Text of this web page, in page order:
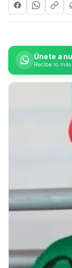
Únete a
Recibe lo